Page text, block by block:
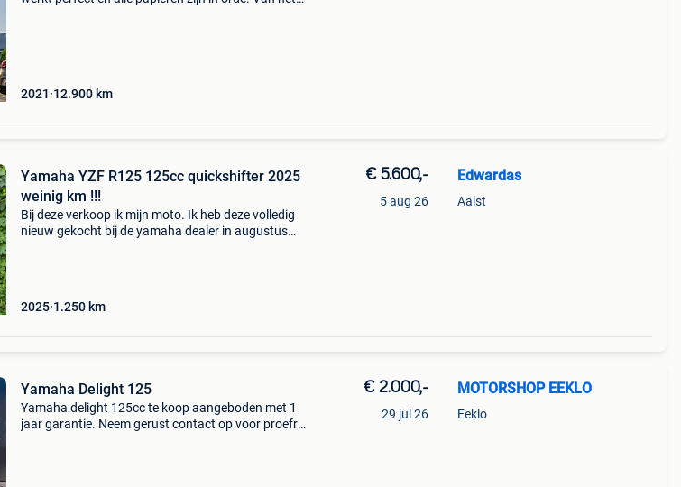
2021 12.900 km
Yamaha YZF R125 125cc quickshifter 2025
weinig km !!!
Bij deze verkoop ik mijn moto. Ik heb deze volledig
nieuw gekocht bij de yamaha dealer in augustus
2025 1.250 km
€ 5.600,-
5 aug 26
Edwardas
Aalst
Yamaha Delight 125
Yamaha delight 125cc te koop aangeboden met 1
jaar garantie. Neem gerust contact op voor proefrit
€ 2.000,-
29 jul 26
MOTORSHOP EEKLO
Eeklo